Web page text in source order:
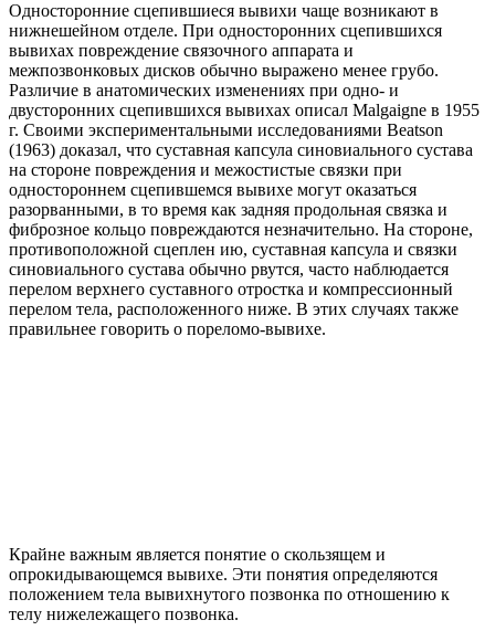
Односторонние сцепившиеся вывихи чаще возникают в
нижнешейном отделе. При односторонних сцепившихся
вывихах повреждение связочного аппарата и
межпозвонковых дисков обычно выражено менее грубо.
Различие в анатомических изменениях при одно- и
двусторонних сцепившихся вывихах описал Malgaigne в 1955
г. Своими экспериментальными исследованиями Beatson
(1963) доказал, что суставная капсула синовиального сустава
на стороне повреждения и межостистые связки при
одностороннем сцепившемся вывихе могут оказаться
разорванными, в то время как задняя продольная связка и
фиброзное кольцо повреждаются незначительно. На стороне,
противоположной сцеплен ию, суставная капсула и связки
синовиального сустава обычно рвутся, часто наблюдается
перелом верхнего суставного отростка и компрессионный
перелом тела, расположенного ниже. В этих случаях также
правильнее говорить о пореломо-вывихе.
Крайне важным является понятие о скользящем и
опрокидывающемся вывихе. Эти понятия определяются
положением тела вывихнутого позвонка по отношению к
телу нижележащего позвонка.